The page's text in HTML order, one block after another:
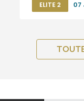
ELITE 2 07